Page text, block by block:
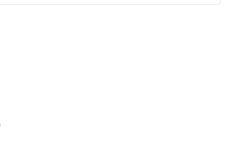
Testamentservice -
Ihrer Fragen per Live-Chat